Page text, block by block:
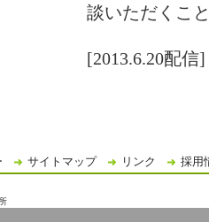
談いただくこ
[2013.6.20配信]
サイトマップ リンク 採用